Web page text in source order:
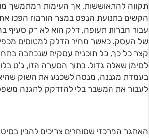
תקווה להתאוששות, אך העימות המתמשך
הקשים בתנועת הנפט במצר הורמוז הפכו
עבור חברות תעופה, דלק הוא לא רק סעיף
של העסק. כאשר מחיר הדלק למטוסים
קצר כל כך, כל תוכנית עסקית שנכתבה
לסימן שאלה גדול. בתוך הסערה הזו, ג'ט
בעמדת מגננה, מנסה לשכנע את השוק
לעבור את המשבר בלי להזדקק להגנה
האתגר המרכזי שסוחרים צריכים להבין